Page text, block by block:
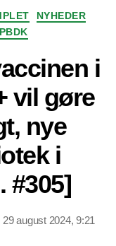
NYHEDER
PBDK
i
vil gøre
nye
i
#305]
august 2024, 9:21